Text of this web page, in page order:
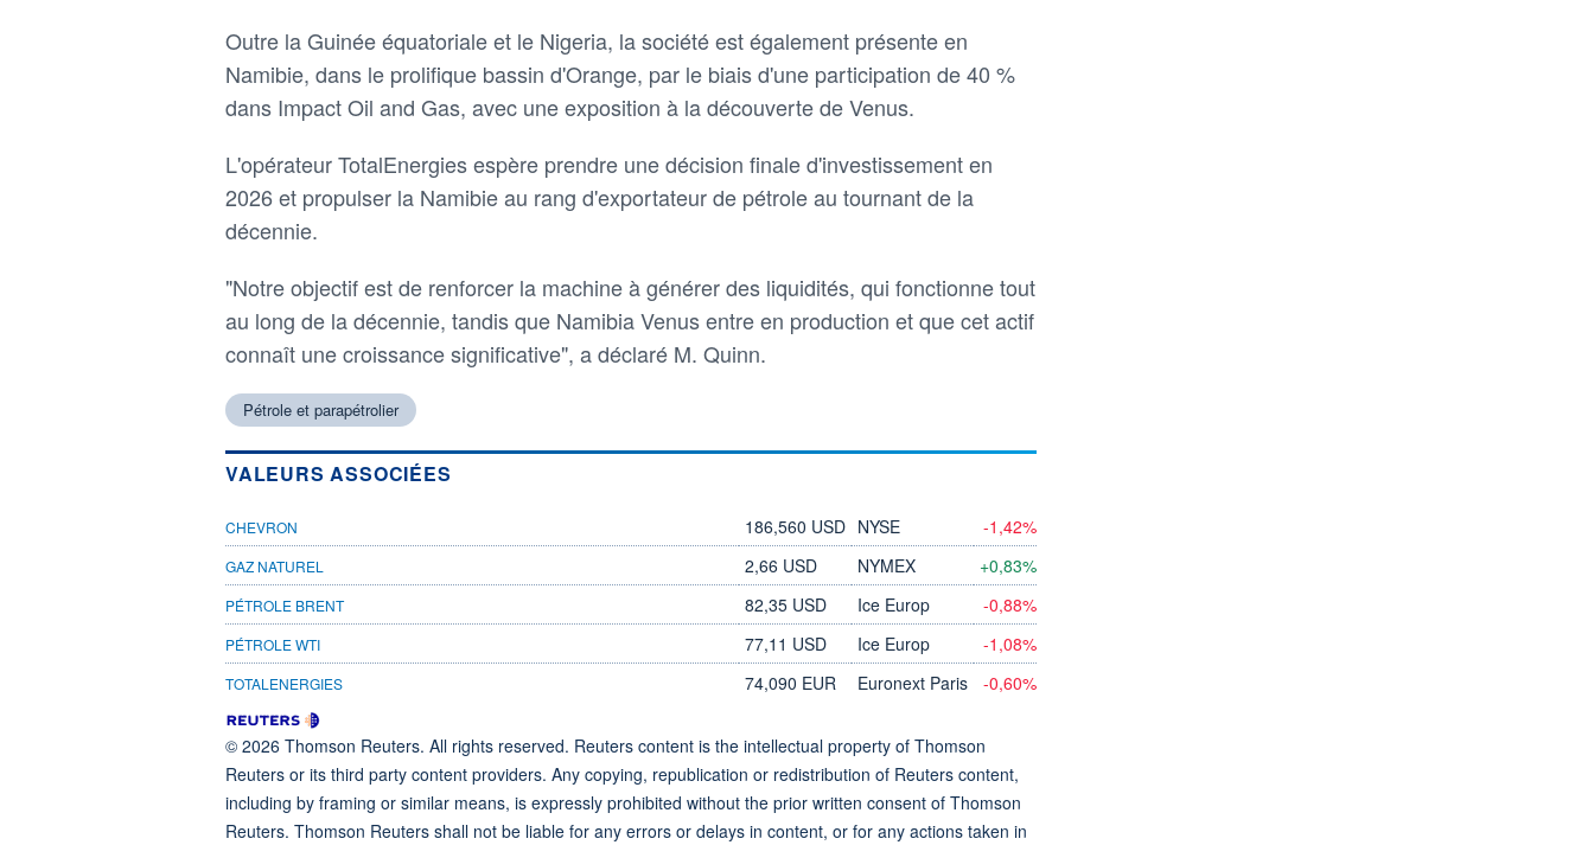
Outre la Guinée équatoriale et le Nigeria, la société est également présente en
Namibie, dans le prolifique bassin d'Orange, par le biais d'une participation de 40 %
dans Impact Oil and Gas, avec une exposition à la découverte de Venus.
L'opérateur TotalEnergies espère prendre une décision finale d'investissement en
2026 et propulser la Namibie au rang d'exportateur de pétrole au tournant de la
décennie.
"Notre objectif est de renforcer la machine à générer des liquidités, qui fonctionne tout
au long de la décennie, tandis que Namibia Venus entre en production et que cet actif
connaît une croissance significative", a déclaré M. Quinn.
Pétrole et parapétrolier
VALEURS ASSOCIÉES
CHEVRON 186,560 USD NYSE -1,42%
GAZ NATUREL 2,66 USD NYMEX +0,83%
PÉTROLE BRENT 82,35 USD Ice Europ -0,88%
PÉTROLE WTI 77,11 USD Ice Europ -1,08%
TOTALENERGIES 74,090 EUR Euronext Paris -0,60%
© 2026 Thomson Reuters. All rights reserved. Reuters content is the intellectual property of Thomson
Reuters or its third party content providers. Any copying, republication or redistribution of Reuters content,
including by framing or similar means, is expressly prohibited without the prior written consent of Thomson
Reuters. Thomson Reuters shall not be liable for any errors or delays in content, or for any actions taken in